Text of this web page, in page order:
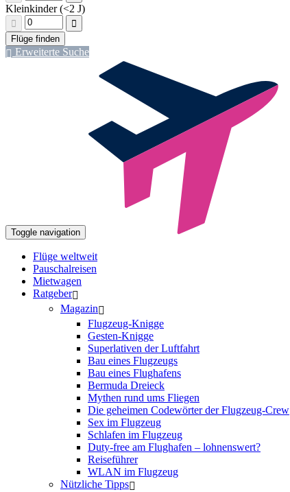
Kleinkinder (<2 J)
Erweiterte Suche
Toggle navigation
Flüge weltweit
Pauschalreisen
Mietwagen
Ratgeber
Magazin
Flugzeug-Knigge
Gesten-Knigge
Superlativen der Luftfahrt
Bau eines Flugzeugs
Bau eines Flughafens
Bermuda Dreieck
Mythen rund ums Fliegen
Die geheimen Codewörter der Flugzeug-Crew
Sex im Flugzeug
Schlafen im Flugzeug
Duty-free am Flughafen – lohnenswert?
Reiseführer
WLAN im Flugzeug
Nützliche Tipps